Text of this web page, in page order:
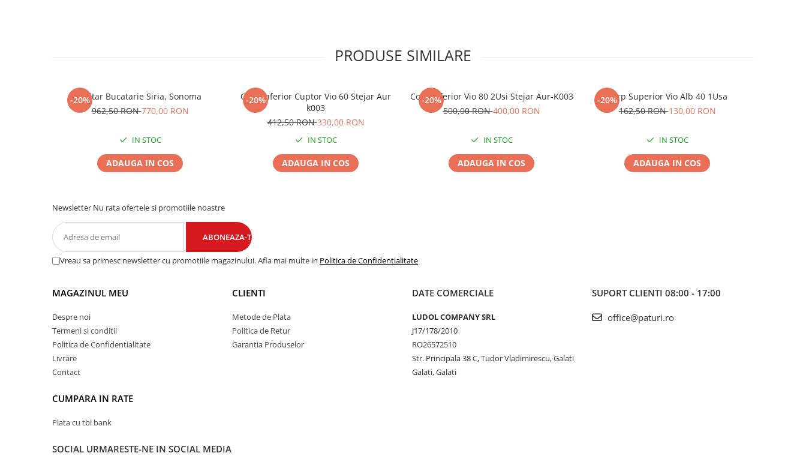
PRODUSE SIMILARE
-20%Coltar Bucatarie Siria, Sonoma
962,50 RON770,00 RON
IN STOC
ADAUGA IN COS
-20%
Corp Inferior Cuptor Vio 60 Stejar Aur
k003
412,50 RON330,00 RON
IN STOC
ADAUGA IN COS
-20%
Corp Inferior Vio 80 2Usi Stejar Aur-K003
500,00 RON400,00 RON
IN STOC
ADAUGA IN COS
-20%Corp Superior Vio Alb 40 1Usa
162,50 RON130,00 RON
IN STOC
ADAUGA IN COS
Newsletter Nu rata ofertele si promotiile noastre
Vreau sa primesc newsletter cu promotiile magazinului. Afla mai multe in Politica de Confidentialitate
MAGAZINUL MEU
Despre noi
Termeni si conditii
Politica de Confidentialitate
Livrare
Contact
CUMPARA IN RATE
Plata cu tbi bank
CLIENTI
Metode de Plata
Politica de Retur
Garantia Produselor
DATE COMERCIALE
LUDOL COMPANY SRL
J17/178/2010
RO26572510
Str. Principala 38 C, Tudor Vladimirescu, Galati
Galati, Galati
SUPORT CLIENTI 08:00 - 17:00
office@paturi.ro
SOCIAL URMARESTE-NE IN SOCIAL MEDIA